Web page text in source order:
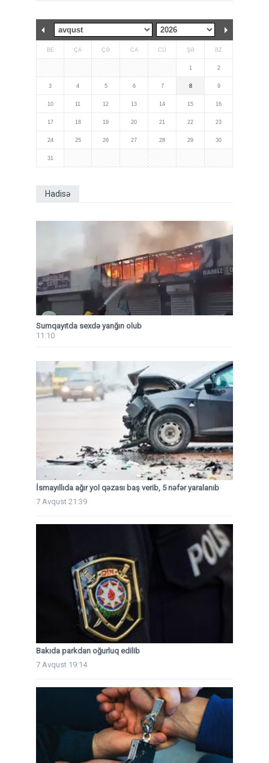
BE ÇA ÇƏ CA CÜ ŞƏ BZ
1 2
3 4 5 6 7 8 9
10 11 12 13 14 15 16
17 18 19 20 21 22 23
24 25 26 27 28 29 30
31
Hadisə
Sumqayıtda sexdə yanğın olub
11:10
İsmayıllıda ağır yol qəzası baş verib, 5 nəfər yaralanıb
7 Avqust 21:39
Bakıda parkdan oğurluq edilib
7 Avqust 19:14